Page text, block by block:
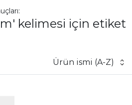
kelimesi için etiket
Ürün ismi (A-Z)